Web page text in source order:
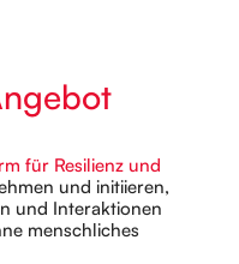
für Resilienz und
und initiieren,
und Interaktionen
menschliches